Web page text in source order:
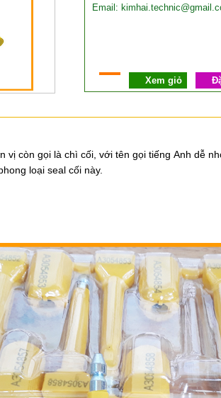
Email:
Xem giỏ
vị còn gọi là chì cối, với tên gọi tiếng Anh dễ
loại seal cối này.